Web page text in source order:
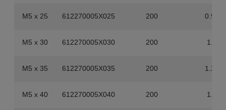
M5 x 25 612270005X025 200 0.96
M5 x 30 612270005X030 200 1.1
M5 x 35 612270005X035 200 1.26
M5 x 40 612270005X040 200 1.4